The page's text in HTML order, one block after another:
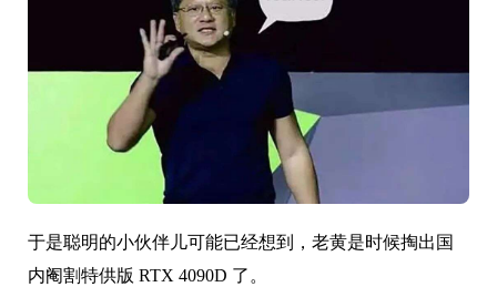
于是聪明的小伙伴儿可能已经想到，老黄是时候掏出国
内阉割特供版 RTX 4090D 了。